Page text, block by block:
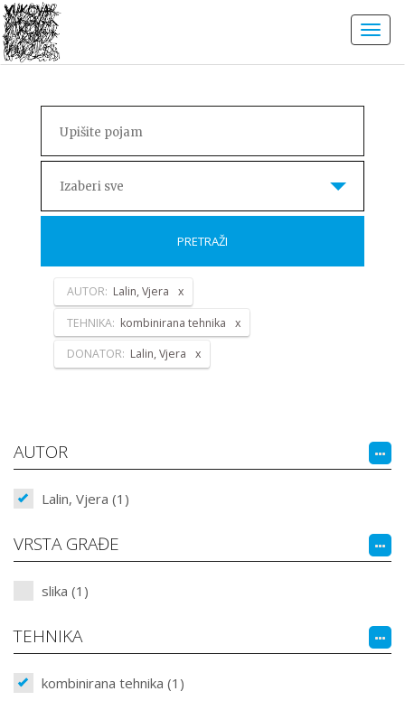
Izaberi sve
PRETRAŽI
AUTOR: Lalin, Vjera
TEHNIKA: kombinirana tehnika
DONATOR: Lalin, Vjera
AUTOR
Lalin, Vjera (1)
VRSTA GRAĐE
slika (1)
TEHNIKA
kombinirana tehnika (1)